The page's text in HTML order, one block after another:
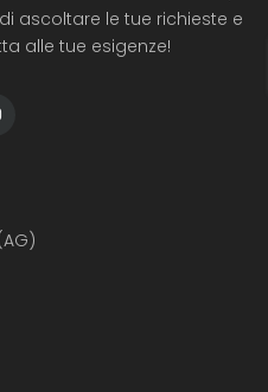
ascoltare le tue richieste e
alle tue esigenze!